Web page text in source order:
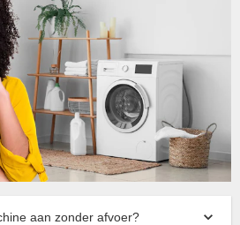
aan zonder afvoer?